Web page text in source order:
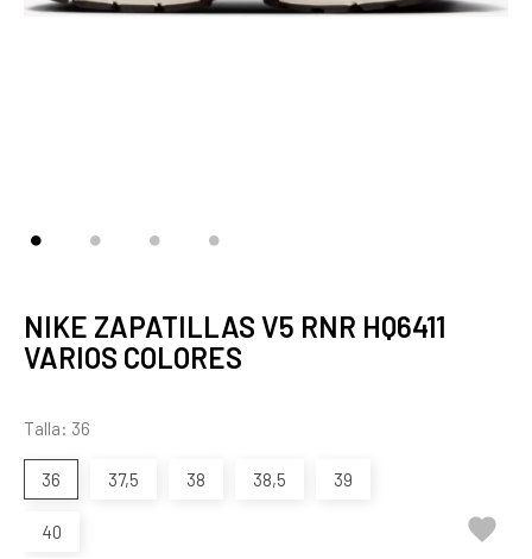
NIKE ZAPATILLAS V5 RNR HQ6411
VARIOS COLORES
Talla: 36
36 37,5 38 38,5 39
40 